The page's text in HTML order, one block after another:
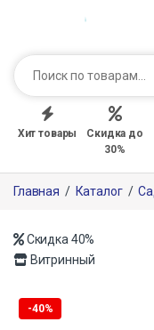
Хит товары
Скидка до
30%
Главная / Каталог /
Скидка 40%
Витринный
-40%